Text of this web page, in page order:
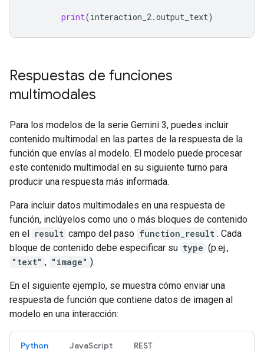
print(interaction_2.output_text)
Respuestas de funciones
multimodales
Para los modelos de la serie Gemini 3, puedes incluir
contenido multimodal en las partes de la respuesta de la
función que envías al modelo. El modelo puede procesar
este contenido multimodal en su siguiente turno para
producir una respuesta más informada.
Para incluir datos multimodales en una respuesta de
función, inclúyelos como uno o más bloques de contenido
en el
result campo del paso function_result . Cada
bloque de contenido debe especificar su type (p.ej.,
"text" , "image" ).
En el siguiente ejemplo, se muestra cómo enviar una
respuesta de función que contiene datos de imagen al
modelo en una interacción:
Python JavaScript REST